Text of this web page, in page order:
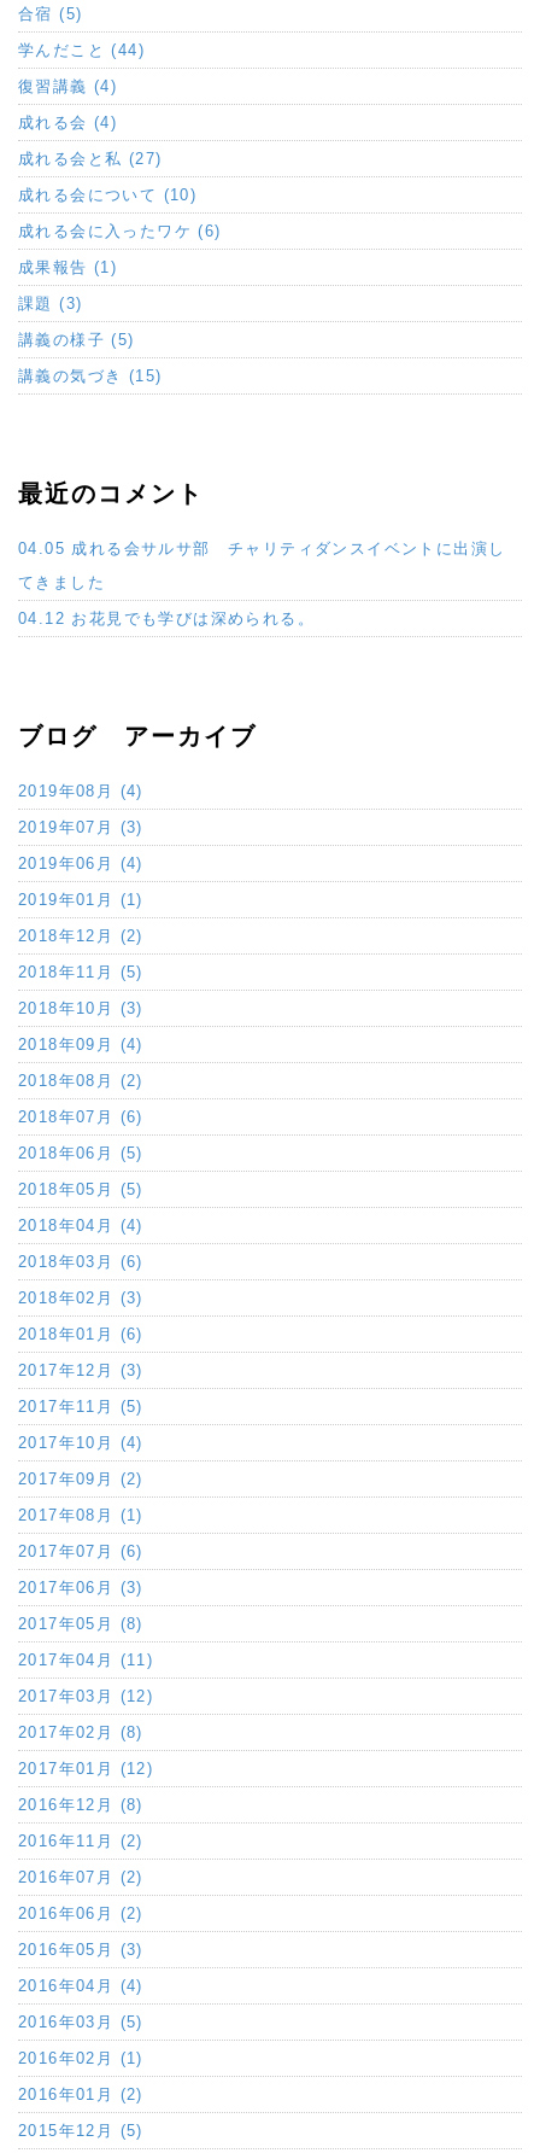
合宿 (5)
学んだこと (44)
復習講義 (4)
成れる会 (4)
成れる会と私 (27)
成れる会について (10)
成れる会に入ったワケ (6)
成果報告 (1)
課題 (3)
講義の様子 (5)
講義の気づき (15)
最近のコメント
04.05 成れる会サルサ部 チャリティダンスイベントに出演し
てきました
04.12 お花見でも学びは深められる。
ブログ アーカイブ
2019年08月 (4)
2019年07月 (3)
2019年06月 (4)
2019年01月 (1)
2018年12月 (2)
2018年11月 (5)
2018年10月 (3)
2018年09月 (4)
2018年08月 (2)
2018年07月 (6)
2018年06月 (5)
2018年05月 (5)
2018年04月 (4)
2018年03月 (6)
2018年02月 (3)
2018年01月 (6)
2017年12月 (3)
2017年11月 (5)
2017年10月 (4)
2017年09月 (2)
2017年08月 (1)
2017年07月 (6)
2017年06月 (3)
2017年05月 (8)
2017年04月 (11)
2017年03月 (12)
2017年02月 (8)
2017年01月 (12)
2016年12月 (8)
2016年11月 (2)
2016年07月 (2)
2016年06月 (2)
2016年05月 (3)
2016年04月 (4)
2016年03月 (5)
2016年02月 (1)
2016年01月 (2)
2015年12月 (5)